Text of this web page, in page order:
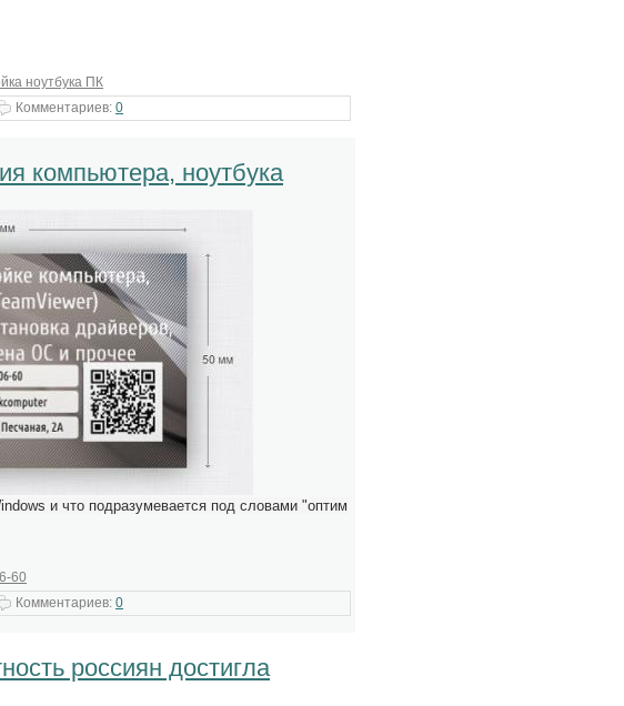
ноутбука ПК
Комментариев: 0
компьютера, ноутбука
и что подразумевается под словами "оптим
60
Комментариев: 0
россиян достигла